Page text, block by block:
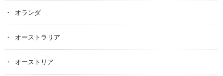
オランダ
オーストラリア
オーストリア